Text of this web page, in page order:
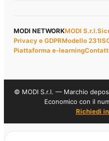
MODI NETWORKMODI S.r.l.
Privacy e GDPRModello 231
Piattaforma e-learning
© MODI S.r.l. — Marchio
Economico con il
Richiedi